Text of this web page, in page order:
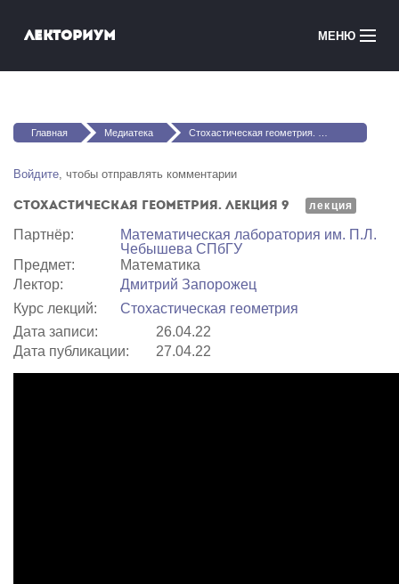
Лекториум МЕНЮ
Медиатека
Courses in English
Вы здесь
Главная Медиатека Стохастическая геометрия. Лекция 9
Войдите, чтобы отправлять комментарии
Стохастическая геометрия. Лекция 9 лекция
Партнёр:
Математичеcкая лаборатория им. П.Л.
Чебышева СПбГУ
Предмет:
Математика
Лектор:
Дмитрий Запорожец
Курс лекций:
Стохастическая геометрия
Дата записи:
26.04.22
Дата публикации:
27.04.22